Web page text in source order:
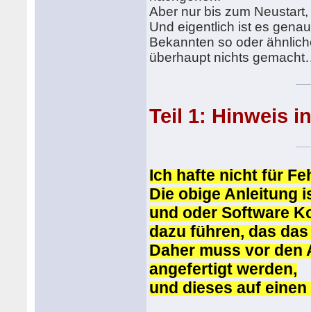
Aber nur bis zum
Und eigentlich ist es
Bekannten so oder
überhaupt nichts
Teil 1: Hinweis
Ich hafte nicht für
Die obige Anleitung
und oder Software
dazu führen, das
Daher muss vor
angefertigt werden,
und dieses auf